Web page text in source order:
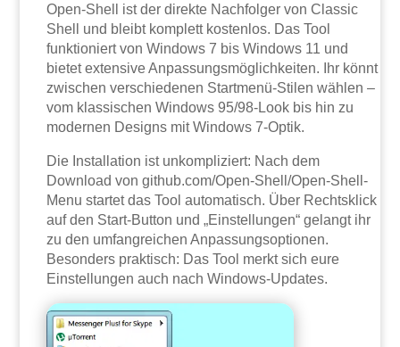
Open-Shell ist der direkte Nachfolger von Classic
Shell und bleibt komplett kostenlos. Das Tool
funktioniert von Windows 7 bis Windows 11 und
bietet extensive Anpassungsmöglichkeiten. Ihr könnt
zwischen verschiedenen Startmenü-Stilen wählen –
vom klassischen Windows 95/98-Look bis hin zu
modernen Designs mit Windows 7-Optik.
Die Installation ist unkompliziert: Nach dem
Download von github.com/Open-Shell/Open-Shell-
Menu startet das Tool automatisch. Über Rechtsklick
auf den Start-Button und „Einstellungen“ gelangt ihr
zu den umfangreichen Anpassungsoptionen.
Besonders praktisch: Das Tool merkt sich eure
Einstellungen auch nach Windows-Updates.